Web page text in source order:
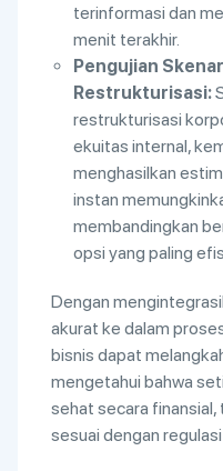
terinformasi dan
menit terakhir.
Pengujian
Restrukturisasi:
restrukturisasi
ekuitas internal,
menghasilkan
instan
membandingkan
opsi yang paling
Dengan
akurat ke dalam
bisnis dapat
mengetahui bahwa
sehat secara
sesuai dengan